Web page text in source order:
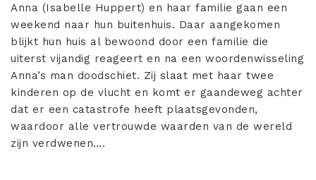
Anna (Isabelle Huppert) en haar familie gaan een
weekend naar hun buitenhuis. Daar aangekomen
blijkt hun huis al bewoond door een familie die
uiterst vijandig reageert en na een woordenwisseling
Anna’s man doodschiet. Zij slaat met haar twee
kinderen op de vlucht en komt er gaandeweg achter
dat er een catastrofe heeft plaatsgevonden,
waardoor alle vertrouwde waarden van de wereld
zijn verdwenen….